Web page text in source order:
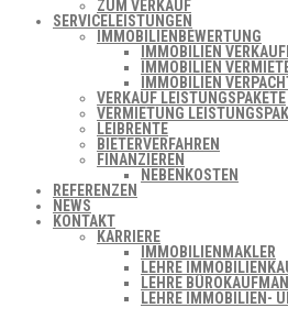
ZUM VERKAUF
SERVICELEISTUNGEN
IMMOBILIENBEWERTUNG
IMMOBILIEN
IMMOBILIEN
IMMOBILIEN
VERKAUF LEISTUNGSPAKETE
VERMIETUNG
LEIBRENTE
BIETERVERFAHREN
FINANZIEREN
NEBENKOSTEN
REFERENZEN
NEWS
KONTAKT
KARRIERE
IMMOBILIENMAKLER
LEHRE
LEHRE
LEHRE IMMOBILIEN-